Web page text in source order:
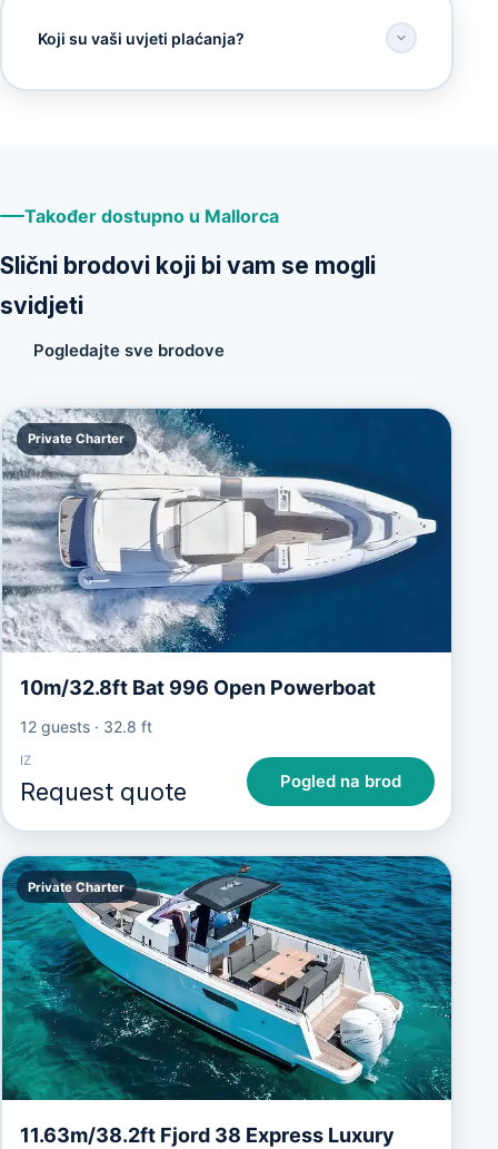
Koji su vaši uvjeti plaćanja?
Također dostupno u Mallorca
Slični brodovi koji bi vam se mogli
svidjeti
Pogledajte sve brodove
Private Charter
10m/32.8ft Bat 996 Open Powerboat
12 guests· 32.8 ft
IZ
Request quote Pogled na brod
Private Charter
11.63m/38.2ft Fjord 38 Express Luxury